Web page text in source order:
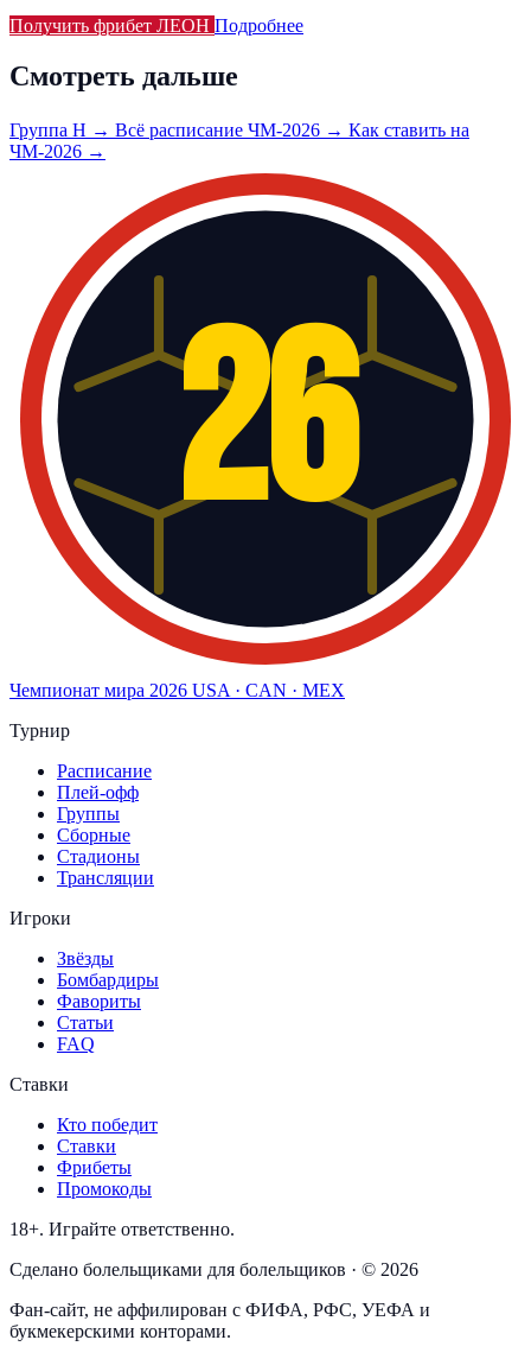
Получить фрибет ЛЕОН Подробнее
Смотреть дальше
Группа H → Всё расписание ЧМ-2026 → Как ставить на
ЧМ-2026 →
26
Чемпионат мира 2026 USA · CAN · MEX
Турнир
Расписание
Плей-офф
Группы
Сборные
Стадионы
Трансляции
Игроки
Звёзды
Бомбардиры
Фавориты
Статьи
FAQ
Ставки
Кто победит
Ставки
Фрибеты
Промокоды
18+. Играйте ответственно.
Сделано болельщиками для болельщиков · © 2026
Фан-сайт, не аффилирован с ФИФА, РФС, УЕФА и
букмекерскими конторами.